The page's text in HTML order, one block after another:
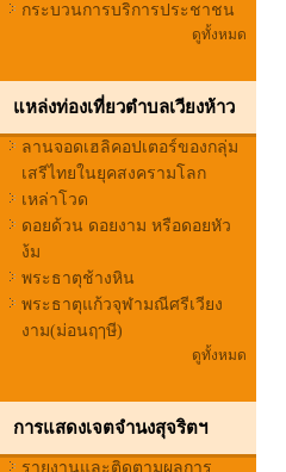
กระบวนการบริการประชาชน
ดูทั้งหมด
แหล่งท่องเที่ยวตำบลเวียงห้าว
ลานจอดเฮลิคอปเตอร์ของกลุ่ม
เสรีไทยในยุคสงครามโลก
เหล่าโวด
ดอยด้วน ดอยงาม หรือดอยหัว
ง้ม
พระธาตุช้างหิน
พระธาตุแก้วจุฬามณีศรีเวียง
งาม(ม่อนฤๅษี)
ดูทั้งหมด
การแสดงเจตจำนงสุจริตฯ
รายงานและติดตามผลการ